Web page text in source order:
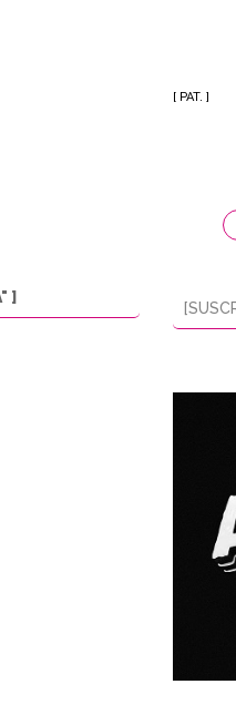
[ PAT. ]
]